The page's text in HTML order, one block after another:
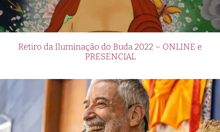
Retiro da Iluminação do Buda 2022 – ONLINE e
PRESENCIAL